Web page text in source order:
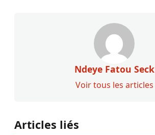
Ndeye Fatou Seck
Voir tous les articles
Articles liés